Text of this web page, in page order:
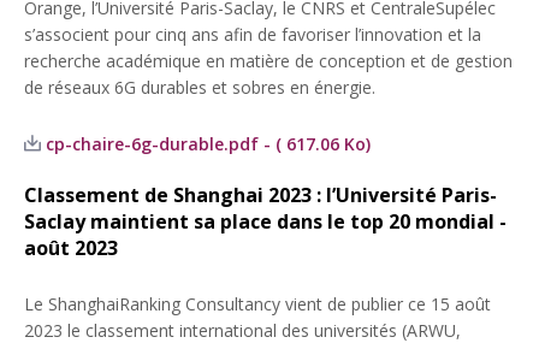
Orange, l’Université Paris-Saclay, le CNRS et CentraleSupélec
s’associent pour cinq ans afin de favoriser l’innovation et la
recherche académique en matière de conception et de gestion
de réseaux 6G durables et sobres en énergie.
cp-chaire-6g-durable.pdf - ( 617.06 Ko)
Classement de Shanghai 2023 : l’Université Paris-
Saclay maintient sa place dans le top 20 mondial -
août 2023
Le ShanghaiRanking Consultancy vient de publier ce 15 août
2023 le classement international des universités (ARWU,